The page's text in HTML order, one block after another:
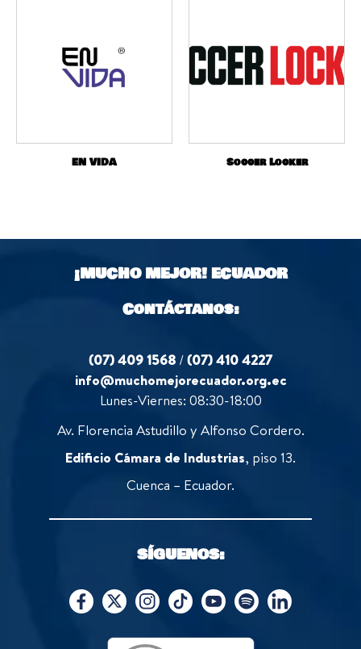
EN VIDA Soccer Locker
¡MUCHO MEJOR!ECUADOR
Contáctanos:
(07) 409 1568 /(07) 410 4227
info@muchomejorecuador.org.ec
Lunes-Viernes: 08:30-18:00
Av. Florencia Astudillo y Alfonso Cordero.
Edificio Cámara de Industrias, piso 13.
Cuenca – Ecuador.
SÍGUENOS: